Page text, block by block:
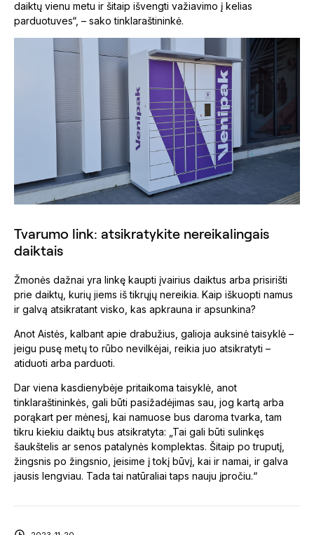
daiktų vienu metu ir šitaip išvengti važiavimo į kelias
parduotuves“, – sako tinklaraštininkė.
Tvarumo link: atsikratykite nereikalingais
daiktais
Žmonės dažnai yra linkę kaupti įvairius daiktus arba prisirišti
prie daiktų, kurių jiems iš tikrųjų nereikia. Kaip iškuopti namus
ir galvą atsikratant visko, kas apkrauna ir apsunkina?
Anot Aistės, kalbant apie drabužius, galioja auksinė taisyklė –
jeigu pusę metų to rūbo nevilkėjai, reikia juo atsikratyti –
atiduoti arba parduoti.
Dar viena kasdienybėje pritaikoma taisyklė, anot
tinklaraštininkės, gali būti pasižadėjimas sau, jog kartą arba
porąkart per mėnesį, kai namuose bus daroma tvarka, tam
tikru kiekiu daiktų bus atsikratyta: „Tai gali būti sulinkęs
šaukštelis ar senos patalynės komplektas. Šitaip po truputį,
žingsnis po žingsnio, įeisime į tokį būvį, kai ir namai, ir galva
jausis lengviau. Tada tai natūraliai taps nauju įpročiu.“